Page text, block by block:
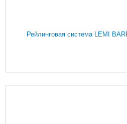
Рейлинговая система LEMI